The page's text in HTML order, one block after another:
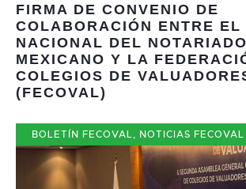
FIRMA DE CONVENIO DE
COLABORACIÓN ENTRE EL
NACIONAL DEL NOTARIADO
MEXICANO Y LA
COLEGIOS DE
(FECOVAL)
BOLETÍN FECOVAL, NOTICIAS FECOVAL